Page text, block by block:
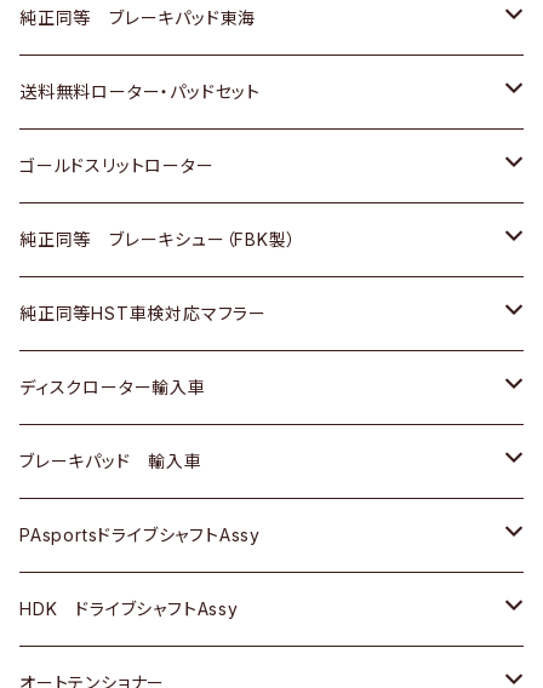
スバル
日野
三菱ふそう
ＢＭＷ
三菱
日野
三菱ふそう
日野
三菱ふそう
その他
マツダ
三菱
スバル
いすゞ
ダイハツ
マツダ
三菱
スバル
ダイハツ
マツダ
三菱
スズキ
日産
ダイハツ
マツダ
三菱
スバル
ホンダ
スズキ
日産
いすゞ
ダイハツ
マツダ
三菱
スバル
ＢＥＮＺ
トヨタ
ホンダ
スズキ
日産
ダイハツ
マツダ
三菱
スバル
純正同等 ブレーキパッド東海
トヨタ
ホンダ
日産
いすゞ
ダイハツ
マツダ
三菱
スバル
送料無料ローター・パッドセット
トヨタ
ホンダ
スズキ
日産
ダイハツ
マツダ
三菱
スバル
ゴールドスリットローター
トヨタ
ホンダ
スズキ
日産
ダイハツ
マツダ
三菱
純正同等 ブレーキシュー（FBK製）
ホンダ
スズキ
日産
ダイハツ
マツダ
三菱
純正同等HST車検対応マフラー
トヨタ
ホンダ
スズキ
日産
いすゞ
ディスクローター輸入車
ＡＵＤＩ
ＢＥＮＺ
ＢＭＷ
GOLF
ブレーキパッド 輸入車
ＢＥＮＺ
ＢＭＷ
ＷＡＧＥＮ
PAsportsドライブシャフトAssy
トヨタ
ホンダ
HDK ドライブシャフトAssy
スズキ
オートテンショナー